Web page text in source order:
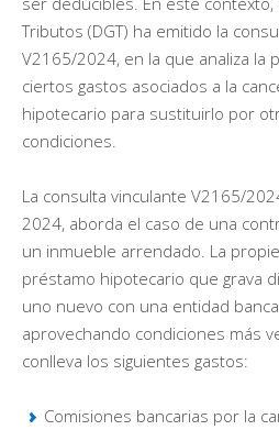
Tributos (DGT) ha emitido la
V2165/2024, en la que analiza la
ciertos gastos asociados a la
hipotecario para sustituirlo por
condiciones.
La consulta vinculante V2165/
2024, aborda el caso de una
un inmueble arrendado. La
préstamo hipotecario que grava
uno nuevo con una entidad
aprovechando condiciones más
conlleva los siguientes gastos:
Comisiones bancarias por la